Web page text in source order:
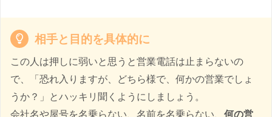
相手と目的を具体的に
この人は押しに弱いと思うと営業電話は止まらないの
で、「恐れ入りますが、どちら様で、何かの営業でしょ
うか？」とハッキリ聞くようにしましょう。
会社名や屋号を名乗らない、名前を名乗らない、 何の営